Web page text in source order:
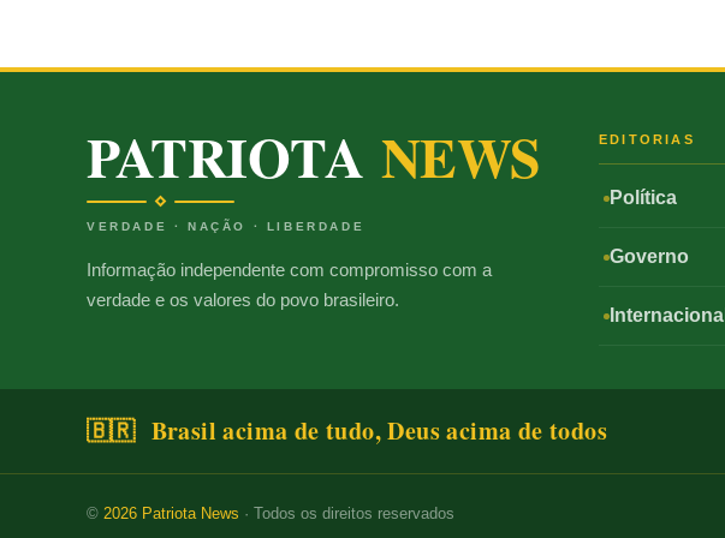
PATRIOTA NEWS
VERDADE · NAÇÃO · LIBERDADE
Informação independente com compromisso com a
verdade e os valores do povo brasileiro.
EDITORIAS
Política
Governo
Internacional
🇧🇷 Brasil acima de tudo, Deus acima de todos
© 2026 Patriota News · Todos os direitos reservados